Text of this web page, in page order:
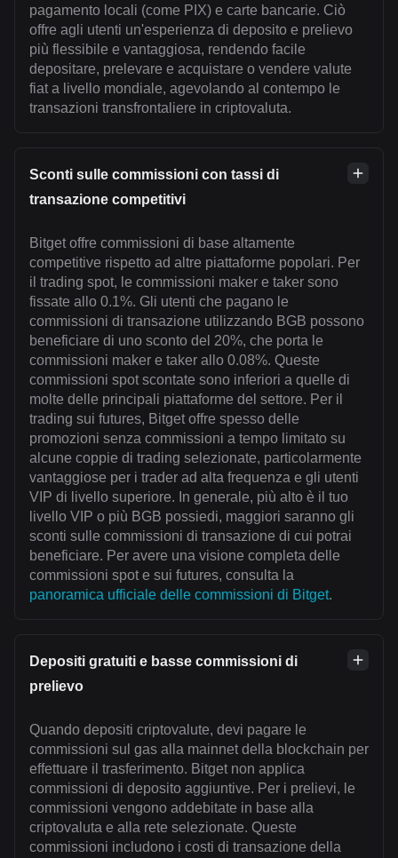
pagamento locali (come PIX) e carte bancarie. Ciò
offre agli utenti un'esperienza di deposito e prelievo
più flessibile e vantaggiosa, rendendo facile
depositare, prelevare e acquistare o vendere valute
fiat a livello mondiale, agevolando al contempo le
transazioni transfrontaliere in criptovaluta.
Sconti sulle commissioni con tassi di
transazione competitivi
Bitget offre commissioni di base altamente
competitive rispetto ad altre piattaforme popolari. Per
il trading spot, le commissioni maker e taker sono
fissate allo 0.1%. Gli utenti che pagano le
commissioni di transazione utilizzando BGB possono
beneficiare di uno sconto del 20%, che porta le
commissioni maker e taker allo 0.08%. Queste
commissioni spot scontate sono inferiori a quelle di
molte delle principali piattaforme del settore. Per il
trading sui futures, Bitget offre spesso delle
promozioni senza commissioni a tempo limitato su
alcune coppie di trading selezionate, particolarmente
vantaggiose per i trader ad alta frequenza e gli utenti
VIP di livello superiore. In generale, più alto è il tuo
livello VIP o più BGB possiedi, maggiori saranno gli
sconti sulle commissioni di transazione di cui potrai
beneficiare. Per avere una visione completa delle
commissioni spot e sui futures, consulta la
panoramica ufficiale delle commissioni di Bitget.
Depositi gratuiti e basse commissioni di
prelievo
Quando depositi criptovalute, devi pagare le
commissioni sul gas alla mainnet della blockchain per
effettuare il trasferimento. Bitget non applica
commissioni di deposito aggiuntive. Per i prelievi, le
commissioni vengono addebitate in base alla
criptovaluta e alla rete selezionate. Queste
commissioni includono i costi di transazione della